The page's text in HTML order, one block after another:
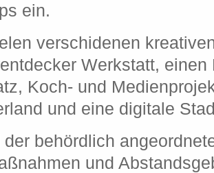
ein.
verschidenen
Werkstatt, einen
Koch- und
und eine digitale
behördlich
und